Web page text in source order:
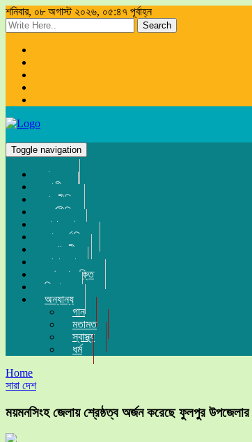
শনিবার, ০৮ অগাস্ট ২০২৬, ০৫:৪৭ পূর্বাহ্ন
Search
Toggle navigation
প্রচ্ছদ
জাতীয়
রাজনীতি
অর্থনীতি
সারা দেশ
আন্তর্জাতিক
সম্পাদকীয়
খেলা-ধুলা
তথ্য-প্রযুক্তি
বিনোদন
অন্যান্য
গান
মতামত
স্বাস্থ্য
ধর্ম
Home
সারা দেশ
ময়মনসিংহ জেলায় শ্রেষ্ঠত্ব অর্জন করেছে ফুলপুর উপজেলার